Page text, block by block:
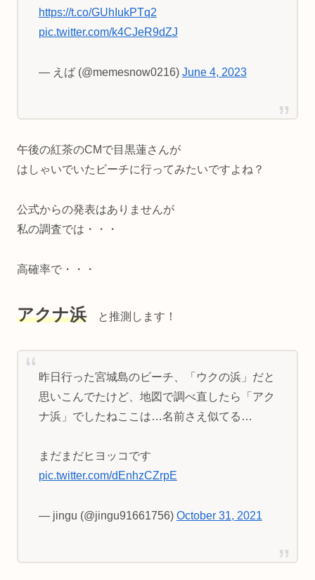
https://t.co/GUhIukPTq2
pic.twitter.com/k4CJeR9dZJ
— えば (@memesnow0216) June 4, 2023
午後の紅茶のCMで目黒蓮さんが
はしゃいでいたビーチに行ってみたいですよね？
公式からの発表はありませんが
私の調査では・・・
高確率で・・・
アクナ浜 と推測します！
昨日行った宮城島のビーチ、「ウクの浜」だと
思いこんでたけど、地図で調べ直したら「アク
ナ浜」でしたねここは…名前さえ似てる…
まだまだヒヨッコです
pic.twitter.com/dEnhzCZrpE
— jingu (@jingu91661756) October 31, 2021